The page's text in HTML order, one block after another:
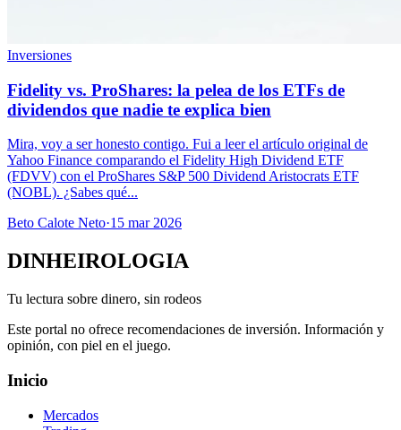
Inversiones
Fidelity vs. ProShares: la pelea de los ETFs de
dividendos que nadie te explica bien
Mira, voy a ser honesto contigo. Fui a leer el artículo original de
Yahoo Finance comparando el Fidelity High Dividend ETF
(FDVV) con el ProShares S&P 500 Dividend Aristocrats ETF
(NOBL). ¿Sabes qué...
Beto Calote Neto·15 mar 2026
DINHEIROLOGIA
Tu lectura sobre dinero, sin rodeos
Este portal no ofrece recomendaciones de inversión. Información y
opinión, con piel en el juego.
Inicio
Mercados